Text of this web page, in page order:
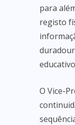
para
registo
O Vice-